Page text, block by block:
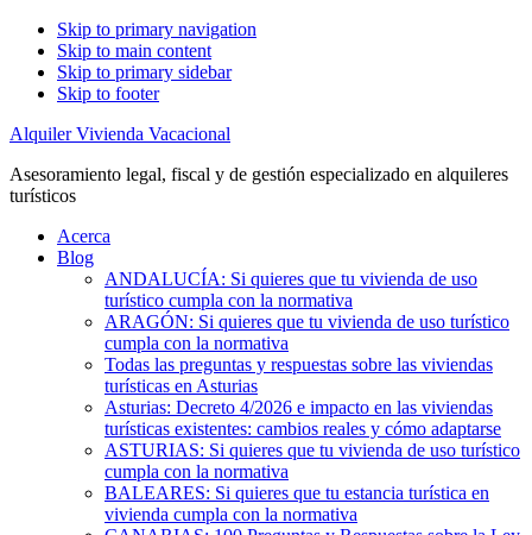
Skip to primary navigation
Skip to main content
Skip to primary sidebar
Skip to footer
Alquiler Vivienda Vacacional
Asesoramiento legal, fiscal y de gestión especializado en alquileres
turísticos
Acerca
Blog
ANDALUCÍA: Si quieres que tu vivienda de uso
turístico cumpla con la normativa
ARAGÓN: Si quieres que tu vivienda de uso turístico
cumpla con la normativa
Todas las preguntas y respuestas sobre las viviendas
turísticas en Asturias
Asturias: Decreto 4/2026 e impacto en las viviendas
turísticas existentes: cambios reales y cómo adaptarse
ASTURIAS: Si quieres que tu vivienda de uso turístico
cumpla con la normativa
BALEARES: Si quieres que tu estancia turística en
vivienda cumpla con la normativa